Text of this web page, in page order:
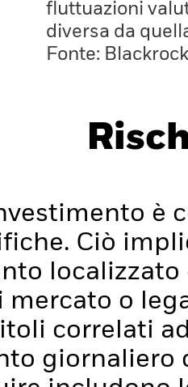
fluttuazioni
diversa da
Fonte: Blackrock
è
Ciò
mercato o
correlati
giornaliero